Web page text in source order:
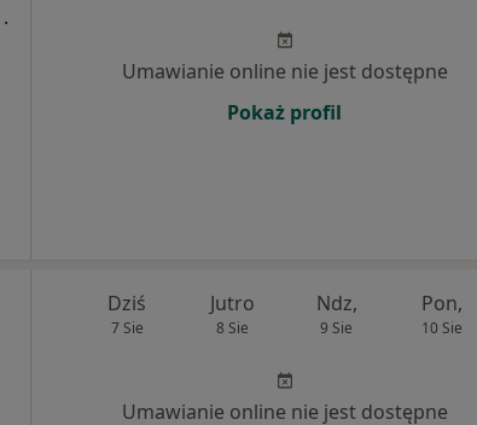
·
Umawianie online nie jest dostępne
Pokaż profil
Dziś
7 Sie
Jutro
8 Sie
Ndz,
9 Sie
Pon,
10 Sie
Umawianie online nie jest dostępne